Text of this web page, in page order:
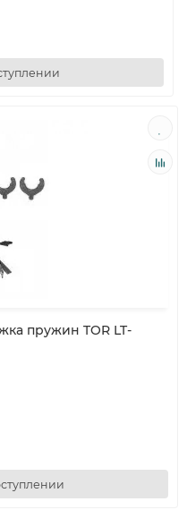
пружин TOR LT-